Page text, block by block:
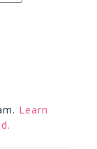
Learn